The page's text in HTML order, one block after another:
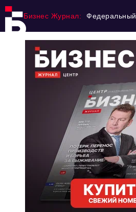
Бизнес Журнал: Федеральный
Ниши и рынки
Технологии и тренды